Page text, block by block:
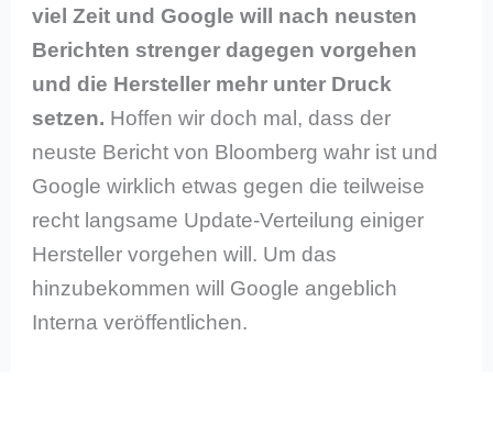
viel Zeit und Google will nach neusten
Berichten strenger dagegen vorgehen
und die Hersteller mehr unter Druck
setzen. Hoffen wir doch mal, dass der
neuste Bericht von Bloomberg wahr ist und
Google wirklich etwas gegen die teilweise
recht langsame Update-Verteilung einiger
Hersteller vorgehen will. Um das
hinzubekommen will Google angeblich
Interna veröffentlichen.